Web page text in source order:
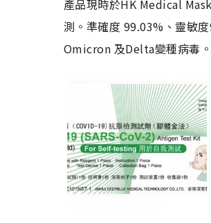
產品現時於HK Medical
測。準確度 99.03%、靈敏
Omicron 及Delta變種病毒